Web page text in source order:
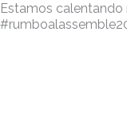
Estamos calentando